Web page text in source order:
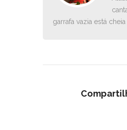
garrafa vazia está